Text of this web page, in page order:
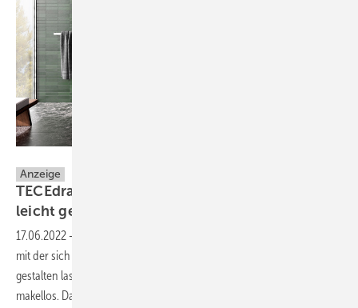
Anzeige
TECEdrainprofile: Perfekte Duschplatzästhetik
leichtgemacht
17.06.2022 -
mit der sich Duschplätze ganz einfach und ohne Fliesenstückwerk
gestalten lassen – das ästhetische Gesamtbild des Bades bleibt
makellos. Dazu wird das Duschprofil einfach auf die Breite der Nische